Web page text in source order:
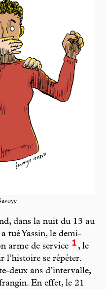
dans la nuit du 13 au
tué Yassin, le demi-
arme de service 1 , le
l’histoire se répéter.
deux ans d’intervalle,
En effet, le 21